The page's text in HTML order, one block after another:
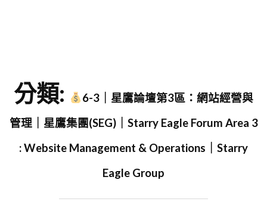
分類:
6-3｜星鷹論壇第3區：網站經營與
管理｜星鷹集團(SEG)｜Starry Eagle Forum Area 3
: Website Management & Operations｜Starry
Eagle Group